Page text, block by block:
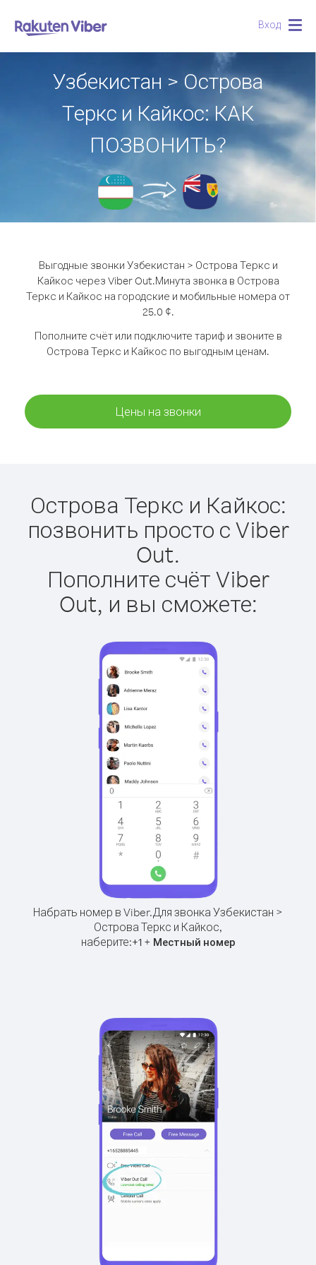
Вход
Узбекистан > Острова
Теркс и Кайкос: КАК
ПОЗВОНИТЬ?
Выгодные звонки Узбекистан > Острова Теркс и
Кайкос через Viber Out.Минута звонка в Острова
Теркс и Кайкос на городские и мобильные номера от
25.0 ¢.
Пополните счёт или подключите тариф и звоните в
Острова Теркс и Кайкос по выгодным ценам.
Цены на звонки
Острова Теркс и Кайкос:
позвонить просто с Viber
Out.
Пополните счёт Viber
Out, и вы сможете:
Набрать номер в Viber.Для звонка Узбекистан >
Острова Теркс и Кайкос,
наберите:+1+ Местный номер